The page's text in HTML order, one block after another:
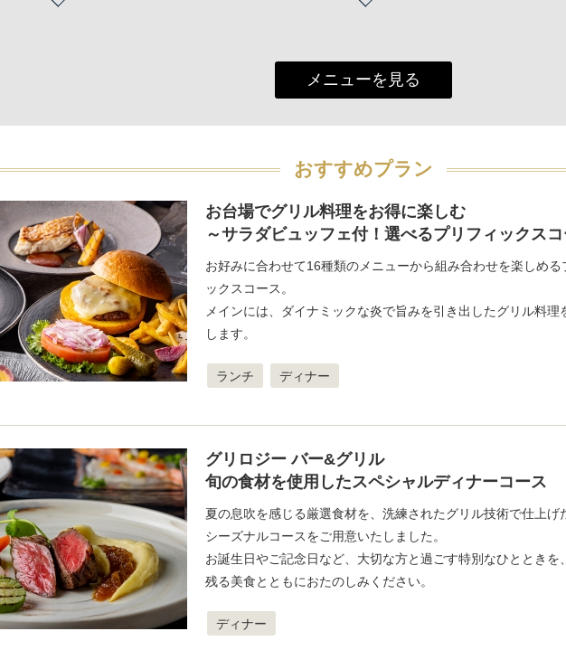
メニューを見る
おすすめプラン
お台場でグリル料理をお得に楽しむ
～サラダビュッフェ付！選べるプリフィックス
お好みに合わせて16種類のメニューから組み合わせを楽しめる
ックスコース。
メインには、ダイナミックな炎で旨みを引き出したグリル料理
します。
ランチ ディナー
グリロジー バー&グリル
旬の食材を使用したスペシャルディナーコース
夏の息吹を感じる厳選食材を、洗練されたグリル技術で仕上げ
シーズナルコースをご用意いたしました。
お誕生日やご記念日など、大切な方と過ごす特別なひとときを
残る美食とともにおたのしみください。
ディナー